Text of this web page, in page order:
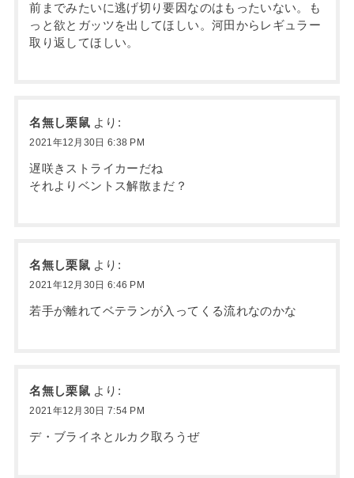
前までみたいに逃げ切り要因なのはもったいない。も
っと欲とガッツを出してほしい。河田からレギュラー
取り返してほしい。
名無し栗鼠 より:
2021年12月30日 6:38 PM
遅咲きストライカーだね
それよりベントス解散まだ？
名無し栗鼠 より:
2021年12月30日 6:46 PM
若手が離れてベテランが入ってくる流れなのかな
名無し栗鼠 より:
2021年12月30日 7:54 PM
デ・ブライネとルカク取ろうぜ